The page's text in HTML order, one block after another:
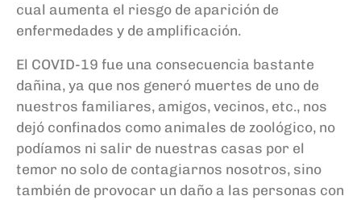
cual aumenta el riesgo de aparición de
enfermedades y de amplificación.
El COVID-19 fue una consecuencia bastante
dañina, ya que nos generó muertes de uno de
nuestros familiares, amigos, vecinos, etc., nos
dejó confinados como animales de zoológico, no
podíamos ni salir de nuestras casas por el
temor no solo de contagiarnos nosotros, sino
también de provocar un daño a las personas con